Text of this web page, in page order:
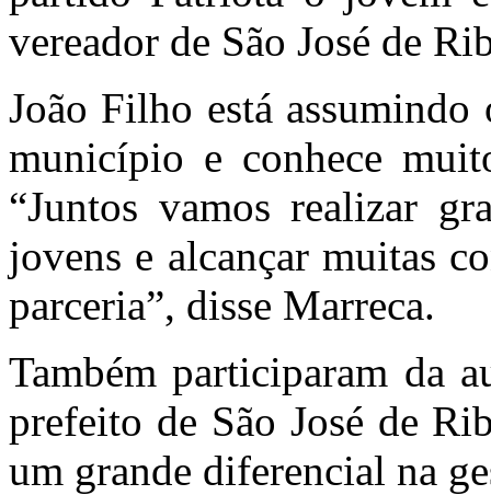
vereador de São José de
João Filho está
município e conhece
“Juntos vamos realizar
jovens e alcançar muitas
parceria”, disse Marreca.
Também participaram da
prefeito de São José de
um grande diferencial na